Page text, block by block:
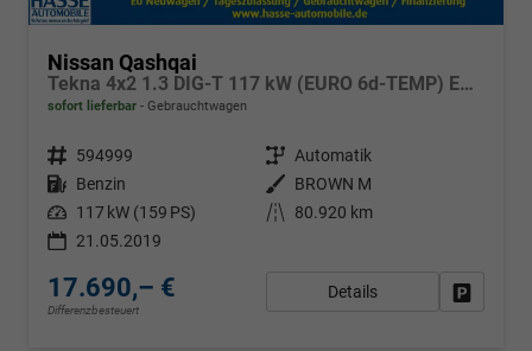
Nissan Qashqai
Tekna 4x2 1.3 DIG-T 117 kW (EURO 6d-TEMP) EU6d-T
sofort lieferbar Gebrauchtwagen
Fahrzeugnr. 594999 Getriebe Automatik
Kraftstoff Benzin Außenfarbe
BROWN M
Leistung 117 kW (159 PS) Kilometerstand
80.920 km
21.05.2019
17.690,– €
Differenzbesteuert
Details